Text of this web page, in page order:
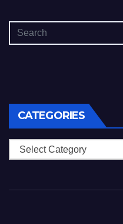
CATEGORIES
Categories